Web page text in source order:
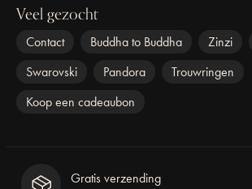
Veel gezocht
Contact Buddha to Buddha Zinzi
Swarovski
Pandora
Trouwringen
Koop een cadeaubon
Gratis verzending